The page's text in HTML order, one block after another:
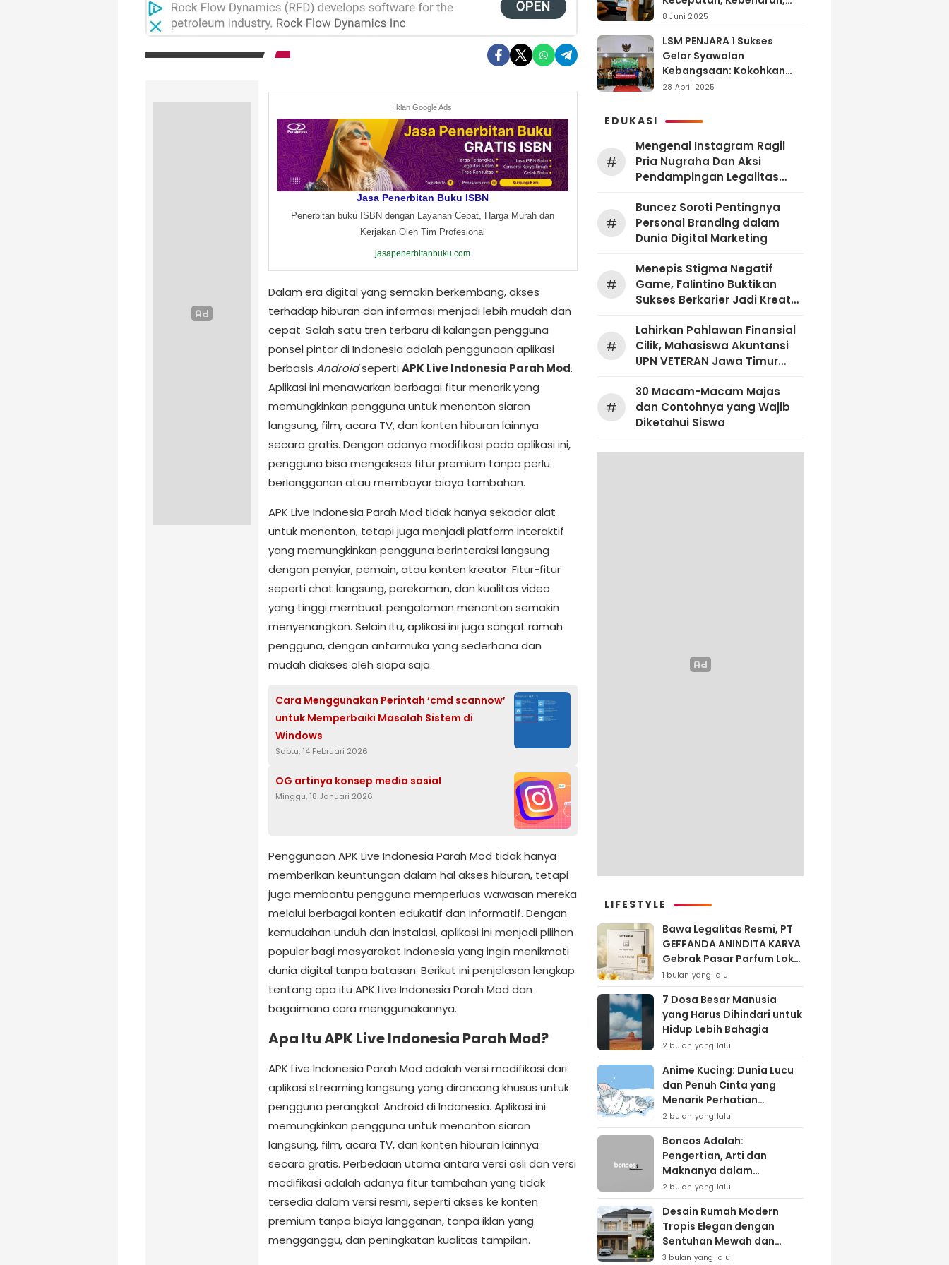
Iklan Google Ads
Jasa Penerbitan Buku ISBN
Penerbitan buku ISBN dengan Layanan Cepat, Harga Murah dan
Kerjakan Oleh Tim Profesional
jasapenerbitanbuku.com
Dalam era digital yang semakin berkembang, akses
terhadap hiburan dan informasi menjadi lebih mudah dan
cepat. Salah satu tren terbaru di kalangan pengguna
ponsel pintar di Indonesia adalah penggunaan aplikasi
berbasis Androidseperti APK Live Indonesia Parah Mod.
Aplikasi ini menawarkan berbagai fitur menarik yang
memungkinkan pengguna untuk menonton siaran
langsung, film, acara TV, dan konten hiburan lainnya
secara gratis. Dengan adanya modifikasi pada aplikasi ini,
pengguna bisa mengakses fitur premium tanpa perlu
berlangganan atau membayar biaya tambahan.
APK Live Indonesia Parah Mod tidak hanya sekadar alat
untuk menonton, tetapi juga menjadi platform interaktif
yang memungkinkan pengguna berinteraksi langsung
dengan penyiar, pemain, atau konten kreator. Fitur-fitur
seperti chat langsung, perekaman, dan kualitas video
yang tinggi membuat pengalaman menonton semakin
menyenangkan. Selain itu, aplikasi ini juga sangat ramah
pengguna, dengan antarmuka yang sederhana dan
mudah diakses oleh siapa saja.
Cara Menggunakan Perintah ‘cmd scannow’
untuk Memperbaiki Masalah Sistem di
Windows
Sabtu, 14 Februari 2026
OG artinya konsep media sosial
Minggu, 18 Januari 2026
Penggunaan APK Live Indonesia Parah Mod tidak hanya
memberikan keuntungan dalam hal akses hiburan, tetapi
juga membantu pengguna memperluas wawasan mereka
melalui berbagai konten edukatif dan informatif. Dengan
kemudahan unduh dan instalasi, aplikasi ini menjadi pilihan
populer bagi masyarakat Indonesia yang ingin menikmati
dunia digital tanpa batasan. Berikut ini penjelasan lengkap
tentang apa itu APK Live Indonesia Parah Mod dan
bagaimana cara menggunakannya.
Apa Itu APK Live Indonesia Parah Mod?
APK Live Indonesia Parah Mod adalah versi modifikasi dari
aplikasi streaming langsung yang dirancang khusus untuk
pengguna perangkat Android di Indonesia. Aplikasi ini
memungkinkan pengguna untuk menonton siaran
langsung, film, acara TV, dan konten hiburan lainnya
secara gratis. Perbedaan utama antara versi asli dan versi
modifikasi adalah adanya fitur tambahan yang tidak
tersedia dalam versi resmi, seperti akses ke konten
premium tanpa biaya langganan, tanpa iklan yang
mengganggu, dan peningkatan kualitas tampilan.
dan Tanggung Jawab
8 Juni 2025
LSM PENJARA 1 Sukses
Gelar Syawalan
Kebangsaan: Kokohkan
Tekad Melawan Korupsi
28 April 2025
EDUKASI
#
Mengenal Instagram Ragil
Pria Nugraha Dan Aksi
Pendampingan Legalitas
#
‎Buncez Soroti Pentingnya
Personal Branding dalam
Dunia Digital Marketing
#
Menepis Stigma Negatif
Game, Falintino Buktikan
Sukses Berkarier Jadi Kreator
#
Lahirkan Pahlawan Finansial
Cilik, Mahasiswa Akuntansi
UPN VETERAN Jawa Timur
Dengan Literasi Keuangan
Sejak Dini
#
30 Macam-Macam Majas
dan Contohnya yang Wajib
Diketahui Siswa
LIFESTYLE
Bawa Legalitas Resmi, PT
GEFFANDA ANINDITA KARYA
Gebrak Pasar Parfum Lokal
Lewat Varian ‘Daily Bliss’
1 bulan yang lalu
7 Dosa Besar Manusia
yang Harus Dihindari untuk
Hidup Lebih Bahagia
2 bulan yang lalu
Anime Kucing: Dunia Lucu
dan Penuh Cinta yang
Menarik Perhatian
Penggemar
2 bulan yang lalu
Boncos Adalah:
Pengertian, Arti dan
Maknanya dalam
Kehidupan Sehari-hari
2 bulan yang lalu
Desain Rumah Modern
Tropis Elegan dengan
Sentuhan Mewah dan
Natural
3 bulan yang lalu